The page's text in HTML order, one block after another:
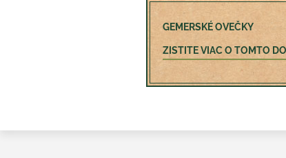
GEMERSKÉ OVEČKY
ZISTITE VIAC O TOMTO